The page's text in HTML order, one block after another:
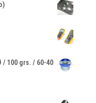
/ 100 grs. / 60-40